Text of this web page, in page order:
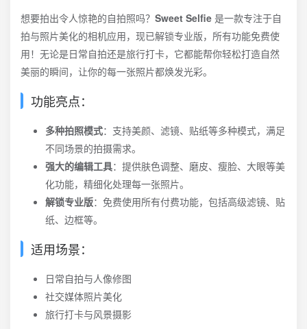
想要拍出令人惊艳的自拍照吗？ Sweet Selfie 是一款专注于自
拍与照片美化的相机应用，现已解锁专业版，所有功能免费使
用！无论是日常自拍还是旅行打卡，它都能帮你轻松打造自然
美丽的瞬间，让你的每一张照片都焕发光彩。
功能亮点：
多种拍照模式：支持美颜、滤镜、贴纸等多种模式，满足
不同场景的拍摄需求。
强大的编辑工具：提供肤色调整、磨皮、瘦脸、大眼等美
化功能，精细化处理每一张照片。
解锁专业版：免费使用所有付费功能，包括高级滤镜、贴
纸、边框等。
适用场景：
日常自拍与人像修图
社交媒体照片美化
旅行打卡与风景摄影